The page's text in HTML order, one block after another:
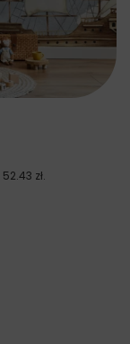
52.43 zł.